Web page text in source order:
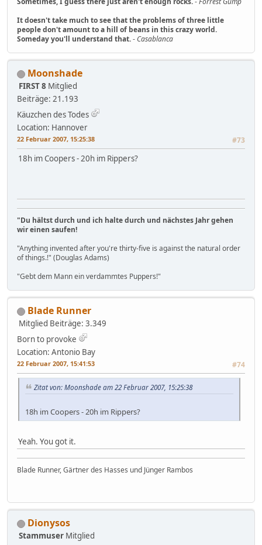
It doesn't take much to see that the problems of three little
people don't amount to a hill of beans in this crazy world.
Someday you'll understand that.- Casablanca
Moonshade
FIRST 8 Mitglied
Beiträge: 21.193
Käuzchen des Todes
Location: Hannover
22 Februar 2007, 15:25:38 #73
18h im Coopers - 20h im Rippers?
"Du hältst durch und ich halte durch und nächstes Jahr gehen
wir einen saufen!
"Anything invented after you're thirty-five is against the natural order
of things.!" (Douglas Adams)
"Gebt dem Mann ein verdammtes Puppers!"
Blade Runner
Mitglied Beiträge: 3.349
Born to provoke
Location: Antonio Bay
22 Februar 2007, 15:41:53 #74
Zitat von: Moonshade am 22 Februar 2007, 15:25:38
18h im Coopers - 20h im Rippers?
Yeah. You got it.
Blade Runner, Gärtner des Hasses und Jünger Rambos
Dionysos
Stammuser Mitglied